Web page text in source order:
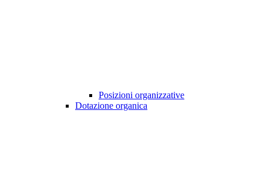
Posizioni organizzative
Dotazione organica